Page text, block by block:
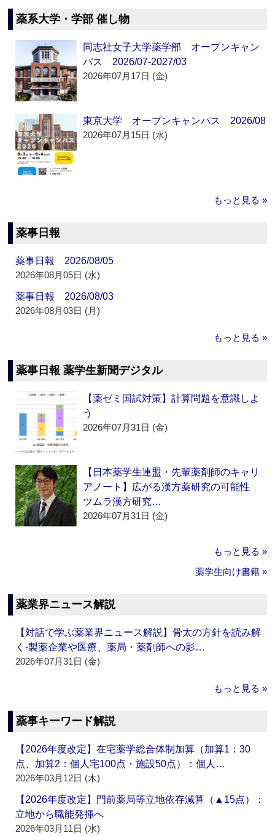
薬系大学・学部 催し物
同志社女子大学薬学部 オープンキャン
パス 2026/07-2027/03
2026年07月17日 (金)
東京大学 オープンキャンパス 2026/08
2026年07月15日 (水)
もっと見る »
薬事日報
薬事日報 2026/08/05
2026年08月05日 (水)
薬事日報 2026/08/03
2026年08月03日 (月)
もっと見る »
薬事日報 薬学生新聞デジタル
【薬ゼミ国試対策】計算問題を意識しよ
う
2026年07月31日 (金)
【日本薬学生連盟・先輩薬剤師のキャリ
アノート】広がる漢方薬研究の可能性
ツムラ漢方研究…
2026年07月31日 (金)
もっと見る »
薬学生向け書籍 »
薬業界ニュース解説
【対話で学ぶ薬業界ニュース解説】骨太の方針を読み解
く‐製薬企業や医療、薬局・薬剤師への影…
2026年07月31日 (金)
もっと見る »
薬事キーワード解説
【2026年度改定】在宅薬学総合体制加算（加算1：30
点、加算2：個人宅100点・施設50点）：個人…
2026年03月12日 (木)
【2026年度改定】門前薬局等立地依存減算（▲15点）：
立地から職能発揮へ
2026年03月11日 (水)